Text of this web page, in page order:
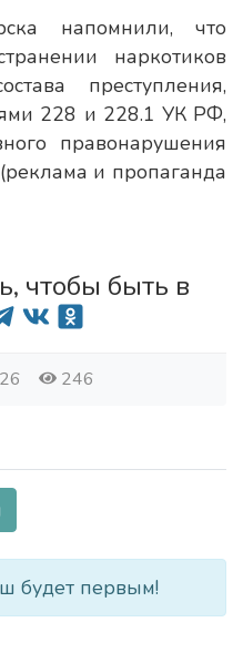
напомнили, что
наркотиков
преступления,
228 и 228.1 УК РФ,
правонарушения
и пропаганда
чтобы быть в
246
будет первым!